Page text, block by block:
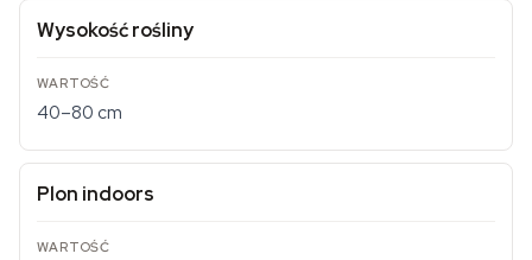
Wysokość rośliny
40–80 cm
Plon indoors